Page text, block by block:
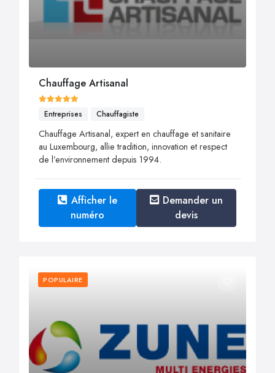
Chauffage Artisanal
Entreprises Chauffagiste
Chauffage Artisanal, expert en chauffage et sanitaire
au Luxembourg, allie tradition, innovation et respect
de l’environnement depuis 1994.
Afficher le
numéro
Demander un
devis
POPULAIRE